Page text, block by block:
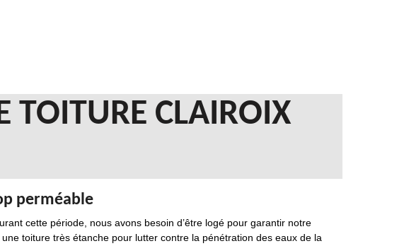
TOITURE CLAIROIX
perméable
cette période, nous avons besoin d’être logé pour garantir notre
toiture très étanche pour lutter contre la pénétration des eaux de la